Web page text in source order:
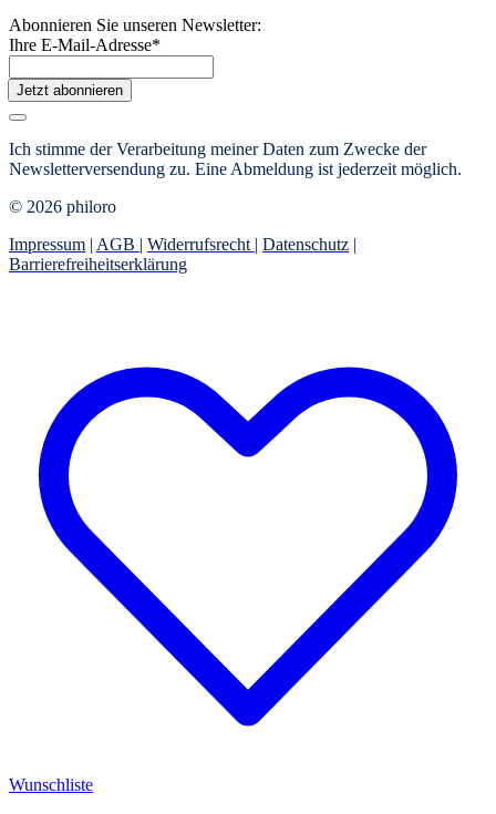
Abonnieren Sie unseren Newsletter:
Ihre E-Mail-Adresse*
Jetzt abonnieren
Ich stimme der Verarbeitung meiner Daten zum Zwecke der
Newsletterversendung zu. Eine Abmeldung ist jederzeit möglich.
© 2026 philoro
Impressum | AGB | Widerrufsrecht | Datenschutz |
Barrierefreiheitserklärung
Wunschliste